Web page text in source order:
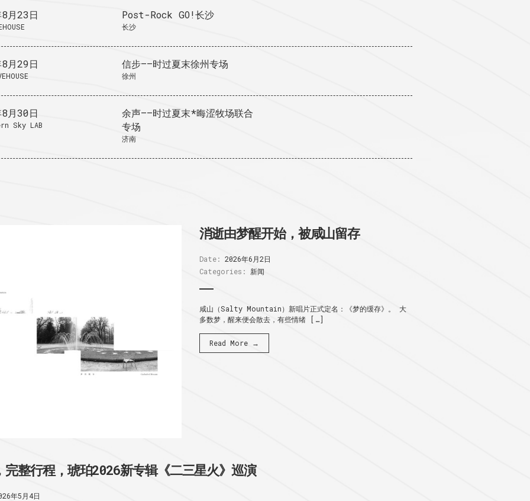
月23日 Post-Rock GO!长沙
长沙
月29日 信步——时过夏末徐州专场
徐州
月30日
Sky LAB
余声——时过夏末*晦涩牧场联合
专场
济南
消逝由梦醒开始，被咸山留存
Date: 2026年6月2日
Categories:
新闻
咸山（Salty Mountain）新唱片正式定名：《梦的缓存》。 大
多数梦，醒来便会散去，有些情绪 […]
Read More →
完整行程，琥珀2026新专辑《二三星火》巡演
年5月4日